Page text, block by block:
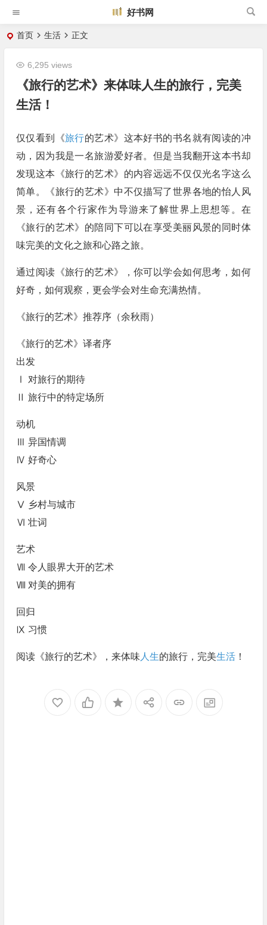
好书网
首页 生活 正文
《旅行的艺术》来体味人生的旅行，完美
生活！
6,295 views
仅仅看到《旅行的艺术》这本好书的书名就有阅读的冲
动，因为我是一名旅游爱好者。但是当我翻开这本书却
发现这本《旅行的艺术》的内容远远不仅仅光名字这么
简单。《旅行的艺术》中不仅描写了世界各地的怡人风
景，还有各个行家作为导游来了解世界上思想等。在
《旅行的艺术》的陪同下可以在享受美丽风景的同时体
味完美的文化之旅和心路之旅。
通过阅读《旅行的艺术》，你可以学会如何思考，如何
好奇，如何观察，更会学会对生命充满热情。
《旅行的艺术》推荐序（余秋雨）
《旅行的艺术》译者序
出发
Ⅰ 对旅行的期待
Ⅱ 旅行中的特定场所
动机
Ⅲ 异国情调
Ⅳ 好奇心
风景
Ⅴ 乡村与城市
Ⅵ 壮词
艺术
Ⅶ 令人眼界大开的艺术
Ⅷ 对美的拥有
回归
Ⅸ 习惯
阅读《旅行的艺术》，来体味 人生的旅行，完美生活！